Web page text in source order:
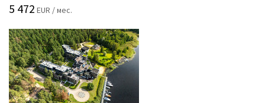
5 472 EUR / мес.